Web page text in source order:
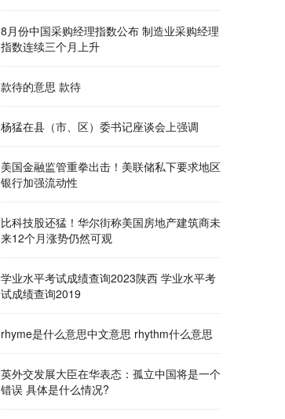
8月份中国采购经理指数公布 制造业采购经理
指数连续三个月上升
款待的意思 款待
杨猛在县（市、区）委书记座谈会上强调
美国金融监管重拳出击！美联储私下要求地区
银行加强流动性
比科技股还猛！华尔街称美国房地产建筑商未
来12个月涨势仍然可观
学业水平考试成绩查询2023陕西 学业水平考
试成绩查询2019
rhyme是什么意思中文意思 rhythm什么意思
英外交发展大臣在华表态：孤立中国将是一个
错误 具体是什么情况?